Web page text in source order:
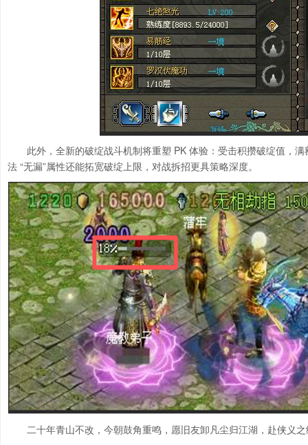
此外，全新的破绽战斗机制将重塑 PK 体验：受击积攒破绽值，
法 “无漏”属性还能拓宽破绽上限，对战拆招更具策略深度。
二十年青山不改，今朝鼓角重鸣，愿旧友卸凡尘归江湖，赴侠义